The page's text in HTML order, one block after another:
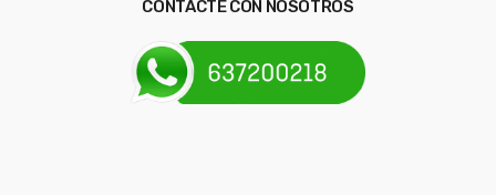
CONTACTE CON NOSOTROS